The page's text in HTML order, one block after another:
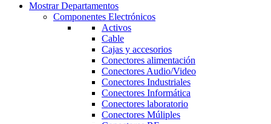
Mostrar Departamentos
Componentes Electrónicos
Activos
Cable
Cajas y accesorios
Conectores alimentación
Conectores Audio/Video
Conectores Industriales
Conectores Informática
Conectores laboratorio
Conectores Múliples